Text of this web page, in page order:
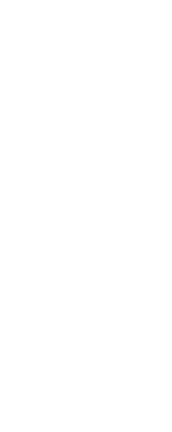
tradicijo. V
za odličnost in
Zagreb d.o.o.,
Sarajevo skrbi za
izdelkov Kyocera,
področju Republike
ter Črne gore.